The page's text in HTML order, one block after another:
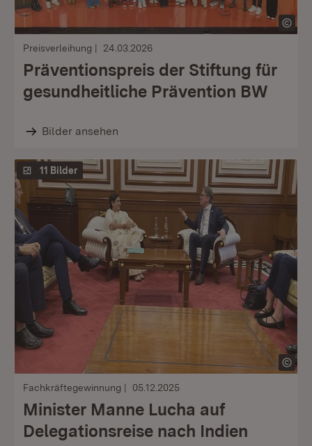
Preisverleihung 24.03.2026
Präventionspreis der Stiftung für
gesundheitliche Prävention BW
Bilder ansehen
11 Bilder
Fachkräftegewinnung 05.12.2025
Minister Manne Lucha auf
Delegationsreise nach Indien